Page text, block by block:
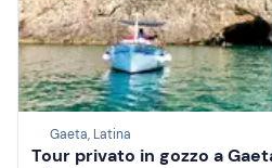
Gaeta, Latina
Tour privato in gozzo a